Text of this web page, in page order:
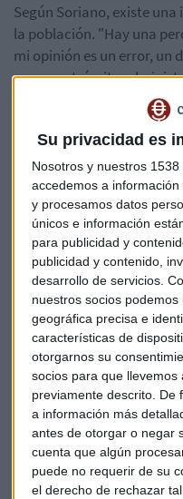
Su privacidad es
Nosotros y nuestros 1538
accedemos a
y procesamos datos
únicos e información
para publicidad y
publicidad y contenido,
desarrollo de servicios.
nuestros socios
geográfica precisa e
características de
otorgarnos su
socios para que
previamente descrito. De
a información más
antes de otorgar o negar
cuenta que algún
puede no requerir de su
el derecho de rechazar
Según Soriano, existe
la población. "Hay una
mi opinión es un error, un
como un trámite
error tiene dos dimensiones:
"Es unerror técnico
por un tercero
condiciones mínimas
aplique en materia de
explica Soriano.
"Y es otro error porque es
realizamos a tiempo
usuarios como de vías
pueden ser también
Los defectos más
las inspecciones
Entre los problemas
detectan en las
categorías principales: